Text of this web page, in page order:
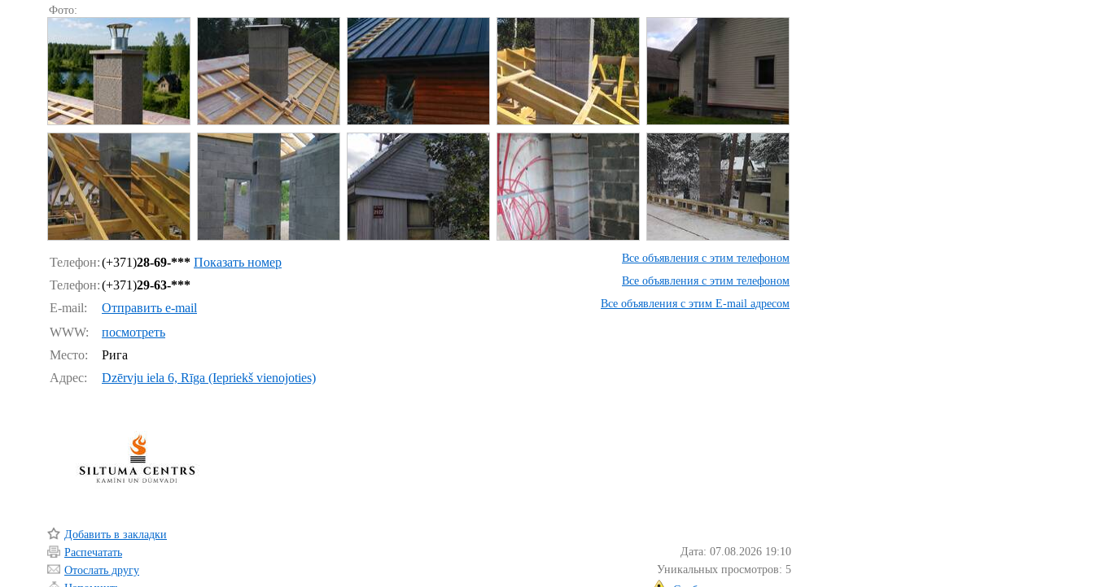
Фото:
Телефон:(+371)28-69-*** Показать номер Все объявления с этим телефоном
Телефон:(+371)29-63-*** Все объявления с этим телефоном
E-mail: Отправить e-mail Все объявления с этим E-mail адресом
WWW:
посмотреть
Место:
Рига
Адрес:
Dzērvju iela 6, Rīga (Iepriekš vienojoties)
Добавить в закладки
Распечатать
Дата: 07.08.2026 19:10
Отослать другу
Уникальных просмотров: 5